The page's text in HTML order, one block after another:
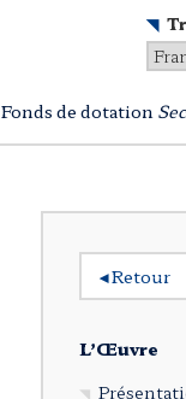
Fonds de dotation
◂Retour
L’Œuvre